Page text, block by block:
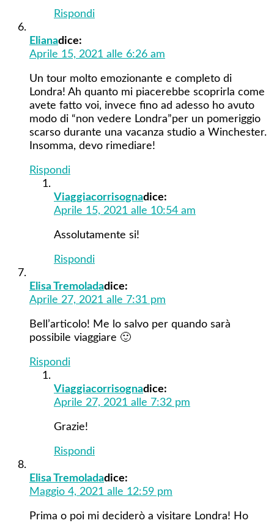
Rispondi
Elianadice:
Aprile 15, 2021 alle 6:26 am
Un tour molto emozionante e completo di
Londra! Ah quanto mi piacerebbe scoprirla come
avete fatto voi, invece fino ad adesso ho avuto
modo di “non vedere Londra”per un pomeriggio
scarso durante una vacanza studio a Winchester.
Insomma, devo rimediare!
Rispondi
Viaggiacorrisognadice:
Aprile 15, 2021 alle 10:54 am
Assolutamente si!
Rispondi
Elisa Tremoladadice:
Aprile 27, 2021 alle 7:31 pm
Bell’articolo! Me lo salvo per quando sarà
possibile viaggiare 🙂
Rispondi
Viaggiacorrisognadice:
Aprile 27, 2021 alle 7:32 pm
Grazie!
Rispondi
Elisa Tremoladadice:
Maggio 4, 2021 alle 12:59 pm
Prima o poi mi deciderò a visitare Londra! Ho